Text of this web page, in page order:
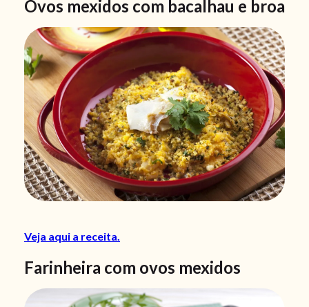
Ovos mexidos com bacalhau e broa
Veja aqui a receita.
Farinheira com ovos mexidos